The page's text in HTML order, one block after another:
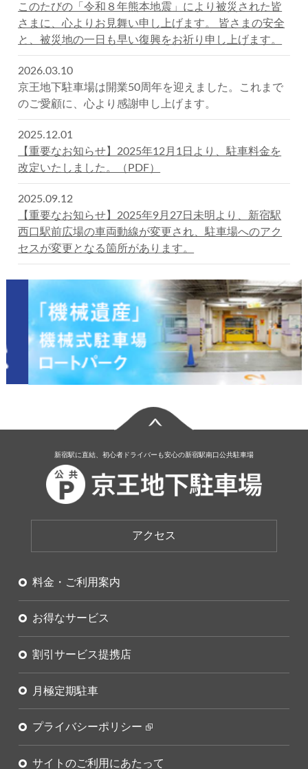
このたびの「令和８年熊本地震」により被災された皆
さまに、心よりお見舞い申し上げます。 皆さまの安全
と、被災地の一日も早い復興をお祈り申し上げます。
2026.03.10
京王地下駐車場は開業50周年を迎えました。これまで
のご愛顧に、心より感謝申し上げます。
2025.12.01
【重要なお知らせ】2025年12月1日より、駐車料金を
改定いたしました。（PDF）
2025.09.12
【重要なお知らせ】2025年9月27日未明より、新宿駅
西口駅前広場の車両動線が変更され、駐車場へのアク
セスが変更となる箇所があります。
新宿駅に直結、初心者ドライバーも安心の新宿駅南口公共駐車場
アクセス
料金・ご利用案内
お得なサービス
割引サービス提携店
月極定期駐車
プライバシーポリシー
サイトのご利用にあたって